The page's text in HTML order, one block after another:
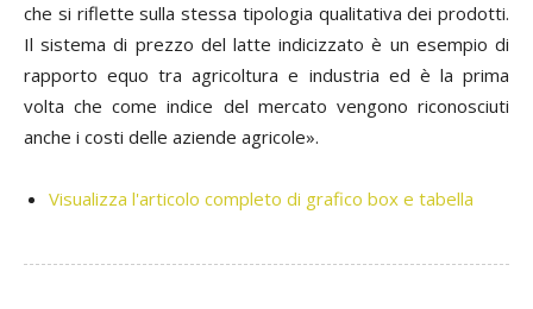
che si riflette sulla stessa tipologia qualitativa dei prodotti.
Il sistema di prezzo del latte indicizzato è un esempio di
rapporto equo tra agricoltura e industria ed è la prima
volta che come indice del mercato vengono riconosciuti
anche i costi delle aziende agricole».
Visualizza l'articolo completo di grafico box e tabella